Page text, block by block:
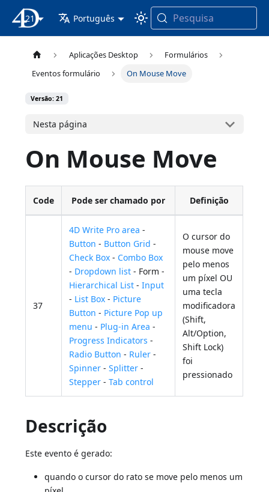
Documentação 4D
21 Português Pesquisa
Aplicações Desktop
Formulários
Eventos formulário
On Mouse Move
Versão: 21
Nesta página
On Mouse Move
Code Pode ser chamado por Definição
37
4D Write Pro area -
Button - Button Grid -
Check Box - Combo Box
- Dropdown list - Form -
Hierarchical List -Input
- List Box - Picture
Button - Picture Pop up
menu - Plug-in Area -
Progress Indicators -
Radio Button - Ruler -
Spinner -Splitter -
Stepper -Tab control
O cursor do
mouse move
pelo menos
um píxel OU
uma tecla
modificadora
(Shift,
Alt/Option,
Shift Lock)
foi
pressionado
Descrição
Este evento é gerado:
quando o cursor do rato se move pelo menos um